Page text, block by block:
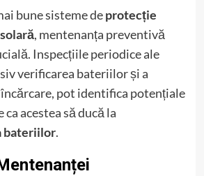
bune sisteme deprotecție
, mentenanța preventivă
Inspecțiile periodice ale
verificarea bateriilor și a
pot identifica potențiale
acestea să ducă la
bateriilor.